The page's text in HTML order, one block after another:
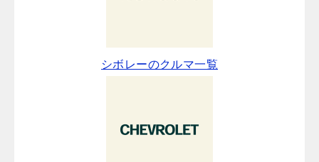
シボレーのクルマ一覧